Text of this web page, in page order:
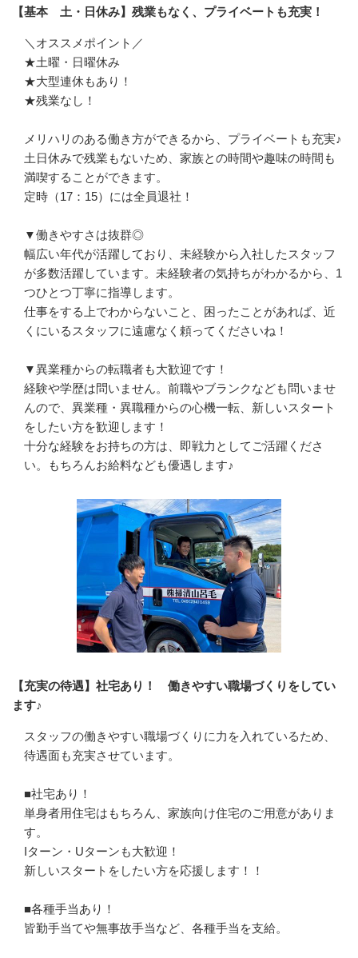
【基本 土・日休み】残業もなく、プライベートも充実！
＼オススメポイント／
★土曜・日曜休み
★大型連休もあり！
★残業なし！
メリハリのある働き方ができるから、プライベートも充実♪
土日休みで残業もないため、家族との時間や趣味の時間も
満喫することができます。
定時（17：15）には全員退社！
▼働きやすさは抜群◎
幅広い年代が活躍しており、未経験から入社したスタッフ
が多数活躍しています。未経験者の気持ちがわかるから、1
つひとつ丁寧に指導します。
仕事をする上でわからないこと、困ったことがあれば、近
くにいるスタッフに遠慮なく頼ってくださいね！
▼異業種からの転職者も大歓迎です！
経験や学歴は問いません。前職やブランクなども問いませ
んので、異業種・異職種からの心機一転、新しいスタート
をしたい方を歓迎します！
十分な経験をお持ちの方は、即戦力としてご活躍くださ
い。もちろんお給料なども優遇します♪
【充実の待遇】社宅あり！ 働きやすい職場づくりをしてい
ます♪
スタッフの働きやすい職場づくりに力を入れているため、
待遇面も充実させています。
■社宅あり！
単身者用住宅はもちろん、家族向け住宅のご用意がありま
す。
Iターン・Uターンも大歓迎！
新しいスタートをしたい方を応援します！！
■各種手当あり！
皆勤手当てや無事故手当など、各種手当を支給。